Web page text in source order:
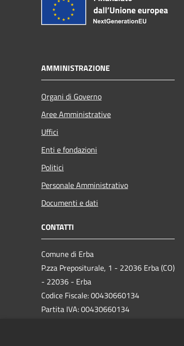
AMMINISTRAZIONE
Organi di Governo
Aree Amministrative
Uffici
Enti e fondazioni
Politici
Personale Amministrativo
Documenti e dati
CONTATTI
Comune di Erba
P.zza Prepositurale, 1 - 22036 Erba (CO)
- 22036 - Erba
Codice Fiscale: 00430660134
Partita IVA: 00430660134